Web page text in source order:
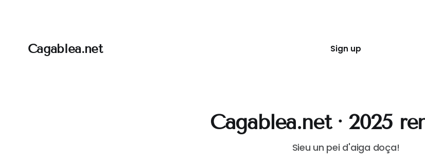
Cagablea.net Sign up
Cagablea.net · 2025
Sieu un pei d'aiga doça!